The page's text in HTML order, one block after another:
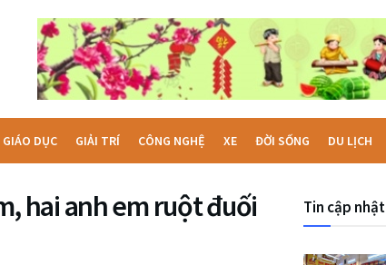
GIÁO DỤC GIẢI TRÍ CÔNG NGHỆ XE ĐỜI SỐNG DU LỊCH
hai anh em ruột đuối
Tin cập nhật